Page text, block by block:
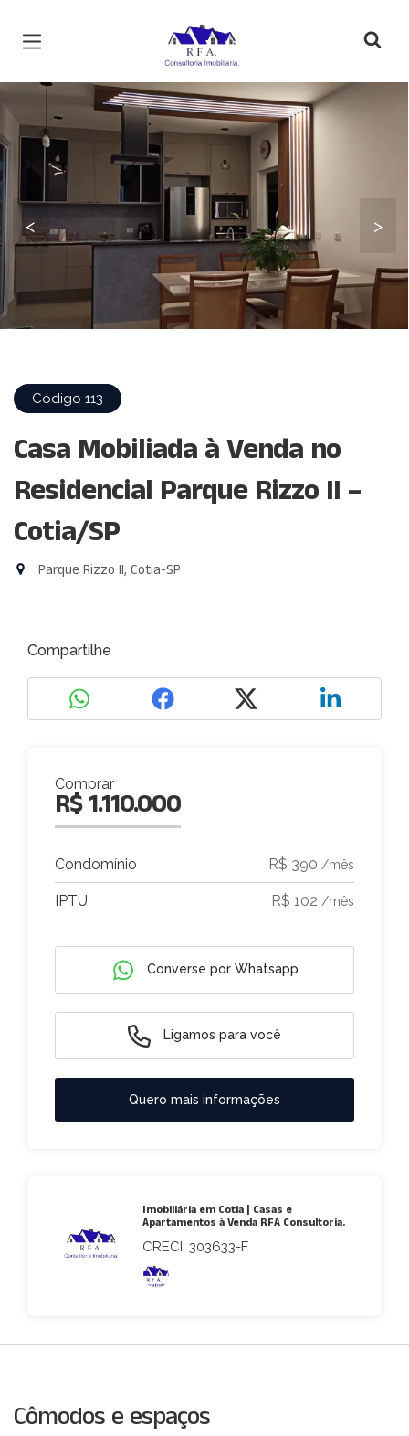
Página inicial
< >
Código 113
Casa Mobiliada à Venda no
Residencial Parque Rizzo II –
Cotia/SP
Parque Rizzo II, Cotia-SP
Compartilhe
Comprar
R$ 1.110.000
Condomínio R$ 390 /mês
IPTU R$ 102 /mês
Converse por Whatsapp
Ligamos para você
Quero mais informações
Imobiliária em Cotia | Casas e
Apartamentos à Venda RFA Consultoria.
CRECI: 303633-F
Cômodos e espaços